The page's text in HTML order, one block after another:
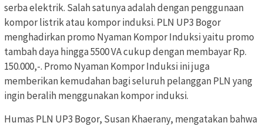
serba elektrik. Salah satunya adalah dengan penggunaan
kompor listrik atau kompor induksi. PLN UP3 Bogor
menghadirkan promo Nyaman Kompor Induksi yaitu promo
tambah daya hingga 5500 VA cukup dengan membayar Rp.
150.000,-. Promo Nyaman Kompor Induksi ini juga
memberikan kemudahan bagi seluruh pelanggan PLN yang
ingin beralih menggunakan kompor induksi.
Humas PLN UP3 Bogor, Susan Khaerany, mengatakan bahwa